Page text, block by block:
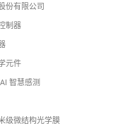
份有限公司
制器
元件
智慧感测
级微结构光学膜